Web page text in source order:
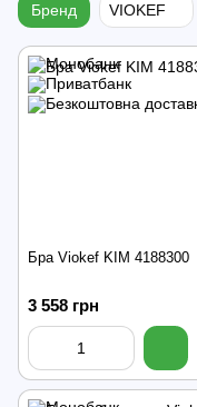
Бренд VIOKEF
Бра Viokef KIM 4188300
3 558 грн